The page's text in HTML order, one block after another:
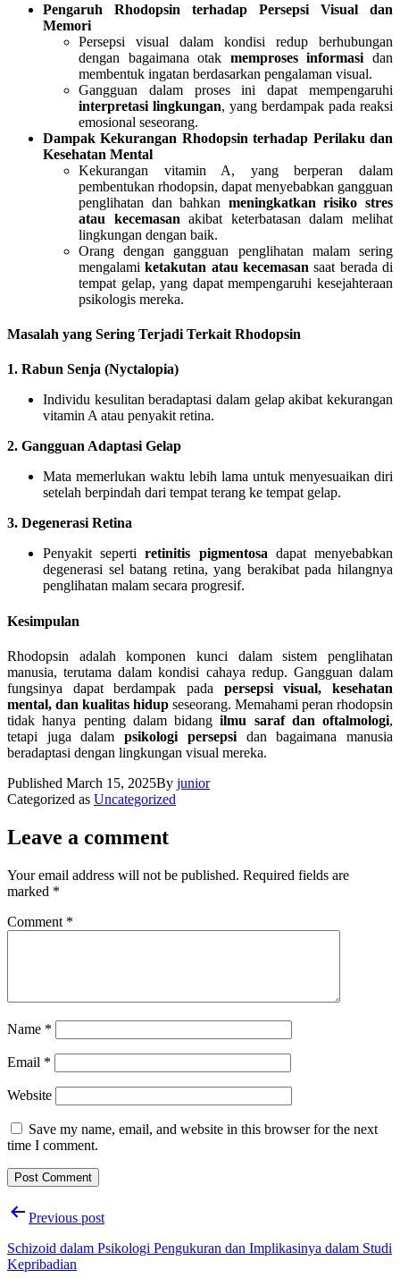
Pengaruh Rhodopsin terhadap Persepsi Visual dan
Memori
Persepsi visual dalam kondisi redup berhubungan
dengan bagaimana otak memproses informasi dan
membentuk ingatan berdasarkan pengalaman visual.
Gangguan dalam proses ini dapat mempengaruhi
interpretasi lingkungan, yang berdampak pada reaksi
emosional seseorang.
Dampak Kekurangan Rhodopsin terhadap Perilaku dan
Kesehatan Mental
Kekurangan vitamin A, yang berperan dalam
pembentukan rhodopsin, dapat menyebabkan gangguan
penglihatan dan bahkan meningkatkan risiko stres
atau kecemasan akibat keterbatasan dalam melihat
lingkungan dengan baik.
Orang dengan gangguan penglihatan malam sering
mengalamiketakutan atau kecemasan saat berada di
tempat gelap, yang dapat mempengaruhi kesejahteraan
psikologis mereka.
Masalah yang Sering Terjadi Terkait Rhodopsin
1. Rabun Senja (Nyctalopia)
Individu kesulitan beradaptasi dalam gelap akibat kekurangan
vitamin A atau penyakit retina.
2. Gangguan Adaptasi Gelap
Mata memerlukan waktu lebih lama untuk menyesuaikan diri
setelah berpindah dari tempat terang ke tempat gelap.
3. Degenerasi Retina
Penyakit sepertiretinitis pigmentosadapat menyebabkan
degenerasi sel batang retina, yang berakibat pada hilangnya
penglihatan malam secara progresif.
Kesimpulan
Rhodopsin adalah komponen kunci dalam sistem penglihatan
manusia, terutama dalam kondisi cahaya redup. Gangguan dalam
fungsinya dapat berdampak pada persepsi visual, kesehatan
mental, dan kualitas hidup seseorang. Memahami peran rhodopsin
tidak hanya penting dalam bidangilmu saraf dan oftalmologi,
tetapi juga dalampsikologi persepsidan bagaimana manusia
beradaptasi dengan lingkungan visual mereka.
Published March 15, 2025By junior
Categorized as Uncategorized
Leave a comment
Your email address will not be published. Required fields are
marked *
Comment *
Name *
Email *
Website
Save my name, email, and website in this browser for the next
time I comment.
PostPrevious post
Schizoid dalam Psikologi Pengukuran dan Implikasinya dalam Studi
Kepribadian